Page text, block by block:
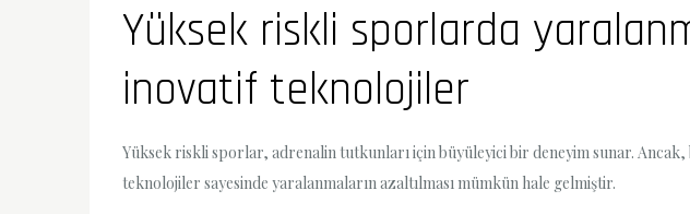
Yüksek riskli sporlarda
inovatif teknolojiler
Yüksek riskli sporlar, adrenalin tutkunları için büyüleyici bir deneyim sunar.
teknolojiler sayesinde yaralanmaların azaltılması mümkün hale gelmiştir.